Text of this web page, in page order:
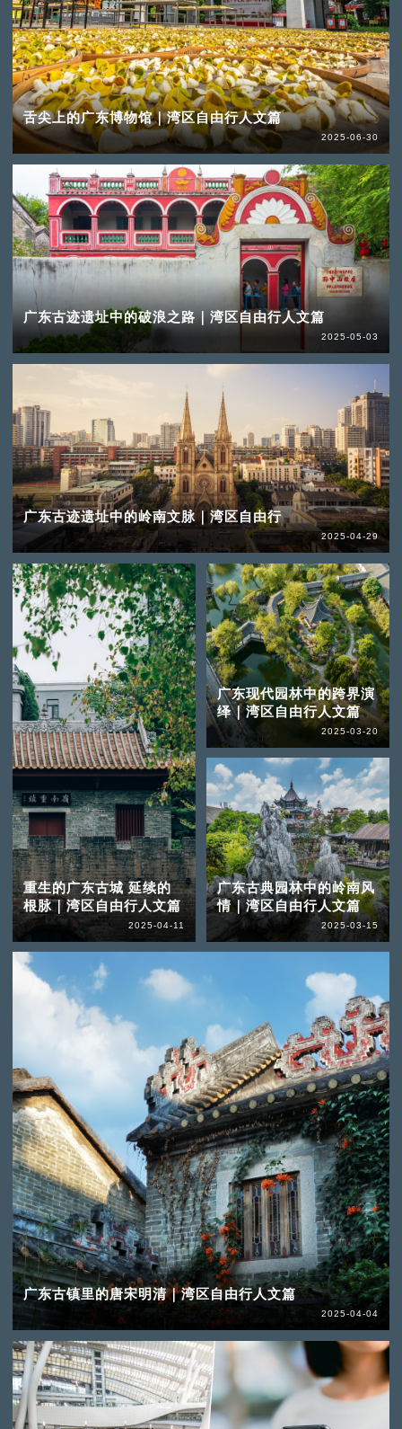
舌尖上的广东博物馆｜湾区自由行人文篇
2025-06-30
广东古迹遗址中的破浪之路｜湾区自由行人文篇
2025-05-03
广东古迹遗址中的岭南文脉｜湾区自由行
2025-04-29
重生的广东古城 延续的
根脉｜湾区自由行人文篇
2025-04-11
广东古镇里的唐宋明清｜湾区自由行人文篇
2025-04-04
广东现代园林中的跨界演
绎｜湾区自由行人文篇
2025-03-20
广东古典园林中的岭南风
情｜湾区自由行人文篇
2025-03-15